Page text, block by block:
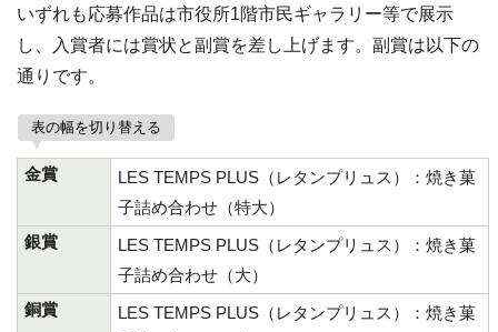
いずれも応募作品は市役所1階市民ギャラリー等で展示
し、入賞者には賞状と副賞を差し上げます。副賞は以下の
通りです。
表の幅を切り替える
金賞
LES TEMPS PLUS（レタンプリュス）：焼き菓
子詰め合わせ（特大）
銀賞
LES TEMPS PLUS（レタンプリュス）：焼き菓
子詰め合わせ（大）
銅賞
LES TEMPS PLUS（レタンプリュス）：焼き菓